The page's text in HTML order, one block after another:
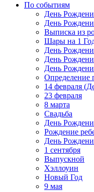
По событиям
День
День
Выписка из
Шары на 1
День
День
День
Определение
14 февраля
23 февраля
8 марта
Свадьба
День
Рождение
День
1 сентября
Выпускной
Хэллоуин
Новый Год
9 мая